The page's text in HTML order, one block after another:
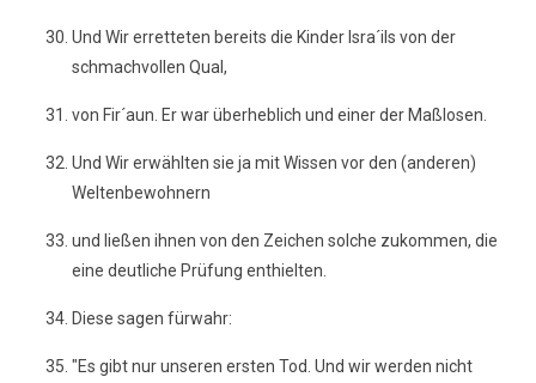
Und Wir erretteten bereits die Kinder lsra´ils von der
schmachvollen Qual,
von Fir´aun. Er war überheblich und einer der Maßlosen.
Und Wir erwählten sie ja mit Wissen vor den (anderen)
Weltenbewohnern
und ließen ihnen von den Zeichen solche zukommen, die
eine deutliche Prüfung enthielten.
Diese sagen fürwahr:
"Es gibt nur unseren ersten Tod. Und wir werden nicht